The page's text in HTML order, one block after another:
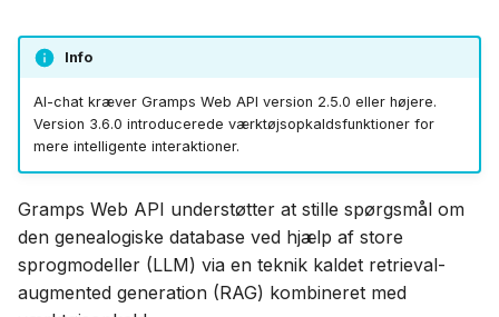
Español
简体中文
Tiếng Việt
Русский
Português
日本語
n
i
Docker med Let's Encrypt
DigitalOcean
TrueNAS
Installation af nødvendige
afhængigheder
Aktivering af semantisk
søgning
Opsætning af en LLM-
udbyder
Brug af en hostet LLM via
OpenAI API
Opret ejerkonto
Importér data
Eksportér data
Administrer brugere
Administrationsindstillinger
Første trin Første login
Gennemse dit stamtræ
Stamtræ
Tidslinje
Redigér data
Tag personer i billeder
Brug bloggen
Etiketter
Rediger i stamtræet
DNA
DNA-matches
Kromosombrowser
Forskningsværktøjer
Bogmærker
Historik
AI-assistent
Ekstern søgning
Tastaturgenveje
Notifikationer
Backend Udviklingsopsætning
API-specifikation
Frontend
Udviklingsopsætning
Arkitektur
Info
AI-chat kræver Gramps Web API version 2.5.0 eller højere.
Version 3.6.0 introducerede værktøjsopkaldsfunktioner for
mere intelligente interaktioner.
Gramps Web API understøtter at stille spørgsmål om
den genealogiske database ved hjælp af store
sprogmodeller (LLM) via en teknik kaldet retrieval-
augmented generation (RAG) kombineret med